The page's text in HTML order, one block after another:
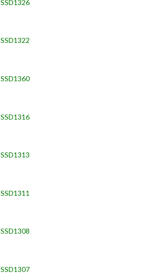
SSD1326
SSD1322
SSD1360
SSD1316
SSD1313
SSD1311
SSD1308
SSD1307